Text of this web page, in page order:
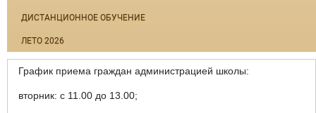
ДИСТАНЦИОННОЕ ОБУЧЕНИЕ
ЛЕТО 2026
График приема граждан администрацией школы:
вторник: с 11.00 до 13.00;